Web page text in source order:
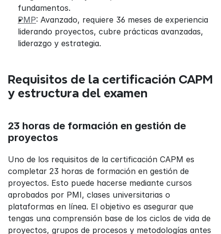
fundamentos.
PMP: Avanzado, requiere 36 meses de experiencia
liderando proyectos, cubre prácticas avanzadas,
liderazgo y estrategia.
Requisitos de la certificación CAPM
y estructura del examen
23 horas de formación en gestión de
proyectos
Uno de los requisitos de la certificación CAPM es
completar 23 horas de formación en gestión de
proyectos. Esto puede hacerse mediante cursos
aprobados por PMI, clases universitarias o
plataformas en línea. El objetivo es asegurar que
tengas una comprensión base de los ciclos de vida de
proyectos, grupos de procesos y metodologías antes